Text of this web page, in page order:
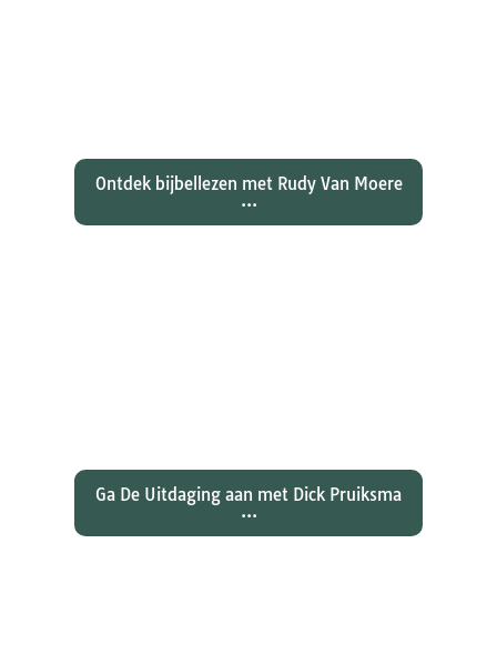
Ontdek bijbellezen met Rudy Van Moere
...
Ga De Uitdaging aan met Dick Pruiksma
...